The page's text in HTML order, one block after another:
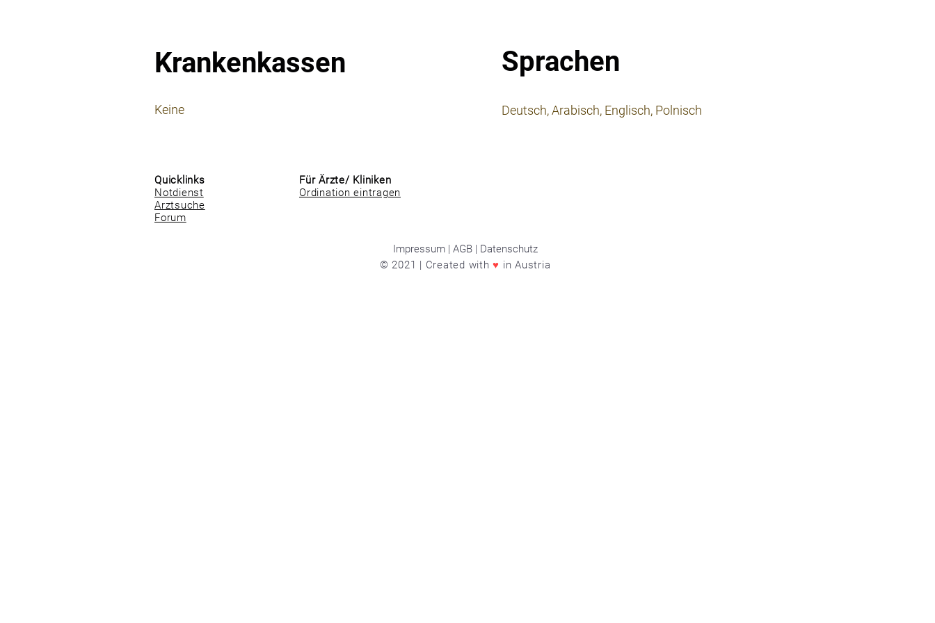
Krankenkassen
Keine
Sprachen
Deutsch, Arabisch, Englisch, Polnisch
Quicklinks
Notdienst
Arztsuche
Forum
Für Ärzte/ Kliniken
Ordination eintragen
Impressum | AGB | Datenschutz
© 2021 | Created with♥ in Austria